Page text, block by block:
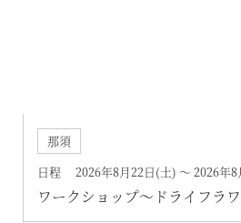
那須
日程 2026年8月22日(土) ～ 2026年8
ワークショップ～ドライフラ